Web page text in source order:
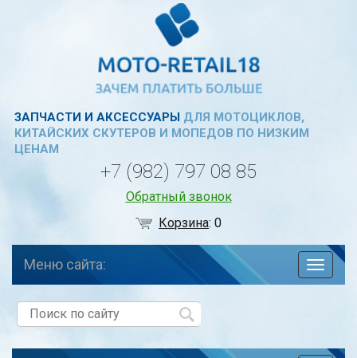
ЗАПЧАСТИ И АКСЕССУАРЫДЛЯ МОТОЦИКЛОВ,
КИТАЙСКИХ СКУТЕРОВ И МОПЕДОВ ПО НИЗКИМ
ЦЕНАМ
+7 (982) 797 08 85
Обратный звонок
Корзина:0
по
Меню сайта: